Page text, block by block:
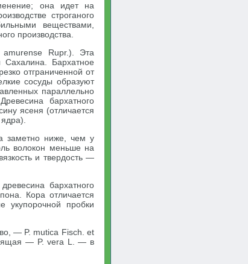
она идет на
строганого
веществами,
производства.
amurense Rupr.). Эта
Бархатное
отграниченной от
сосуды образуют
параллельно
бархатного
ясеня (отличается
заметно ниже, чем у
волокон меньше на
и твердость —
бархатного
Кора отличается
укупорочной пробки
— P. mutica Fisch. et
— P. vera L. — в